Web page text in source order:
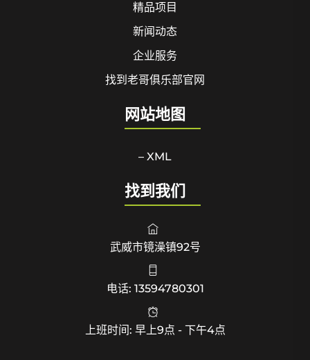
精品项目
新闻动态
企业服务
找到老哥俱乐部官网
网站地图
– XML
找到我们
武威市镜澡镇92号
电话: 13594780301
上班时间: 早上9点 - 下午4点